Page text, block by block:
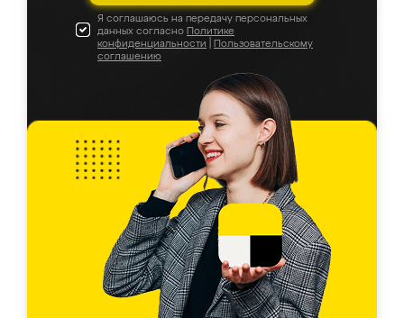
Я соглашаюсь на передачу персональных
данных согласно Политике
конфиденциальности
Пользовательскому
соглашению